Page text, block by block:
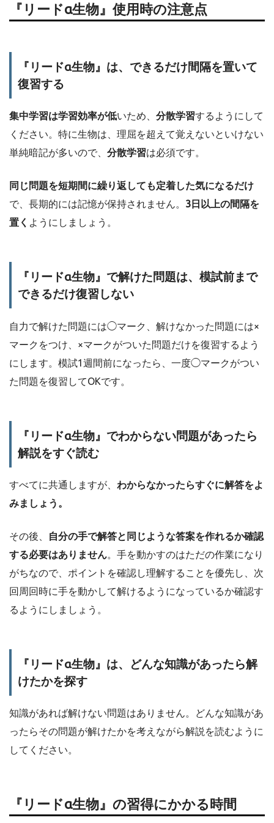
『リードα生物』使用時の注意点
『リードα生物』は、できるだけ間隔を置いて
復習する
集中学習は学習効率が低いため、 分散学習するようにして
ください。特に生物は、理屈を超えて覚えないといけない
単純暗記が多いので、 分散学習は必須です。
同じ問題を短期間に繰り返しても定着した気になるだけ
で、長期的には記憶が保持されません。 3日以上の間隔を
置く ようにしましょう。
『リードα生物』で解けた問題は、模試前まで
できるだけ復習しない
自力で解けた問題には◯マーク、解けなかった問題には×
マークをつけ、×マークがついた問題だけを復習するよう
にします。模試1週間前になったら、一度◯マークがつい
た問題を復習してOKです。
『リードα生物』でわからない問題があったら
解説をすぐ読む
すべてに共通しますが、 わからなかったらすぐに解答をよ
みましょう。
その後、
自分の手で解答と同じような答案を作れるか確認
する必要はありません。手を動かすのはただの作業になり
がちなので、ポイントを確認し理解することを優先し、次
回周回時に手を動かして解けるようになっているか確認す
るようにしましょう。
『リードα生物』は、どんな知識があったら解
けたかを探す
知識があれば解けない問題はありません。どんな知識があ
ったらその問題が解けたかを考えながら解説を読むように
してください。
『リードα生物』の習得にかかる時間